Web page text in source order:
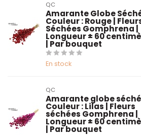
QC
Amarante Globe
Couleur : Rouge |
Séchées Gomphrena |
Longueur ± 60
| Par bouquet
En stock
QC
Amarante globe
Couleur : Lilas | Fleurs
séchées Gomphrena |
Longueur ± 60
| Par bouquet